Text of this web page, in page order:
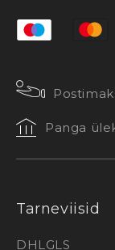
Panga
Tarneviisid
DHLGLS